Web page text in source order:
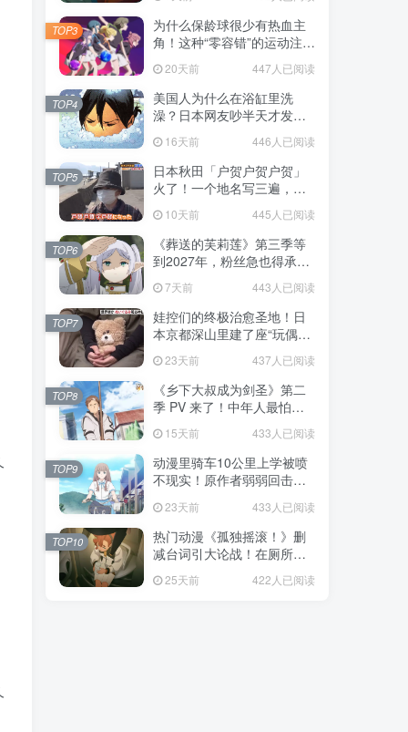
为什么保龄球很少有热血主
角！这种“零容错”的运动注定
们的生活！
20天前 447人已阅读
TOP3
美国人为什么在浴缸里洗
澡？日本网友吵半天才发
藏在浴室地板里！
16天前 446人已阅读
TOP4
日本秋田「户贺户贺户贺」
火了！一个地名写三遍，竟
不是玩梗而是150年旧账！
10天前 445人已阅读
TOP5
《葬送的芙莉莲》第三季等
到2027年，粉丝急也得承认
这次慢得有道理！
7天前 443人已阅读
TOP6
娃控们的终极治愈圣地！日
本京都深山里建了座“玩偶神
社”，不仅能拍照还能给娃祈
福！23天前 437人已阅读
TOP7
《乡下大叔成为剑圣》第二
季 PV 来了！中年人最怕的
不是变老，而是没人愿意再
相信你！
15天前 433人已阅读
TOP8
动漫里骑车10公里上学被喷
不现实！原作者弱弱回击：
常通勤！
23天前 433人已阅读
TOP9
热门动漫《孤独摇滚！》删
减台词引大论战！在厕所吃
现充！
25天前 422人已阅读
TOP10